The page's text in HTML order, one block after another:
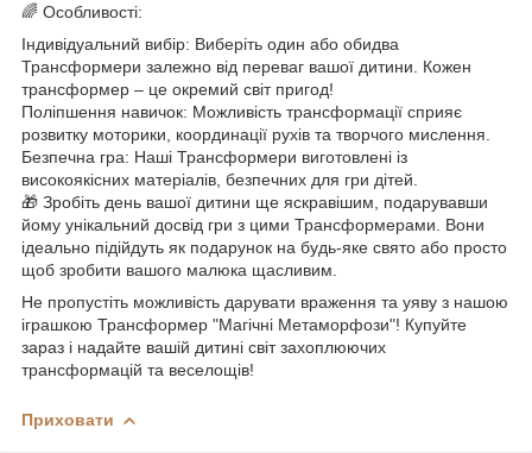
🌈 Особливості:
Індивідуальний вибір: Виберіть один або обидва
Трансформери залежно від переваг вашої дитини. Кожен
трансформер – це окремий світ пригод!
Поліпшення навичок: Можливість трансформації сприяє
розвитку моторики, координації рухів та творчого мислення.
Безпечна гра: Наші Трансформери виготовлені із
високоякісних матеріалів, безпечних для гри дітей.
🎁 Зробіть день вашої дитини ще яскравішим, подарувавши
йому унікальний досвід гри з цими Трансформерами. Вони
ідеально підійдуть як подарунок на будь-яке свято або просто
щоб зробити вашого малюка щасливим.
Не пропустіть можливість дарувати враження та уяву з нашою
іграшкою Трансформер "Магічні Метаморфози"! Купуйте
зараз і надайте вашій дитині світ захоплюючих
трансформацій та веселощів!
Приховати